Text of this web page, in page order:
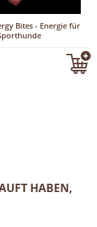
Bites - Energie für
HABEN,